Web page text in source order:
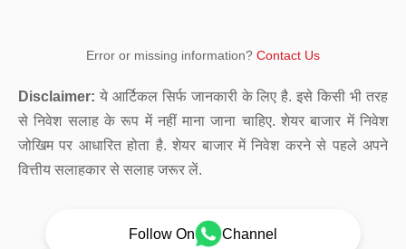
Error or missing information? Contact Us
Disclaimer: ये आर्टिकल सिर्फ जानकारी के लिए है. इसे किसी भी तरह
से निवेश सलाह के रूप में नहीं माना जाना चाहिए. शेयर बाजार में निवेश
जोखिम पर आधारित होता है. शेयर बाजार में निवेश करने से पहले अपने
वित्तीय सलाहकार से सलाह जरूर लें.
Follow On Channel